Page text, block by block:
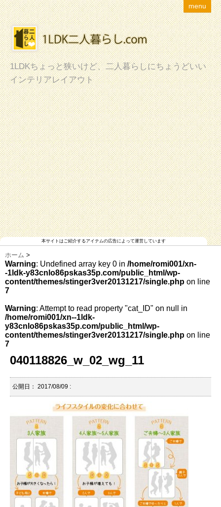
menu
1LDKちょっと狭いけど、二人暮らしにちょうどいい
インテリアレイアウト
本サイトはご紹介するアイテムの広告によって運営しています
ホーム >
Warning: Undefined array key 0 in /home/romi001/xn-
-1ldk-y83cnlo86pskas35p.com/public_html/wp-
content/themes/stinger3ver20131217/single.php on line
7
Warning: Attempt to read property "cat_ID" on null in
/home/romi001/xn--1ldk-
y83cnlo86pskas35p.com/public_html/wp-
content/themes/stinger3ver20131217/single.php on line
7
040118826_w_02_wg_11
公開日： 2017/08/09 :